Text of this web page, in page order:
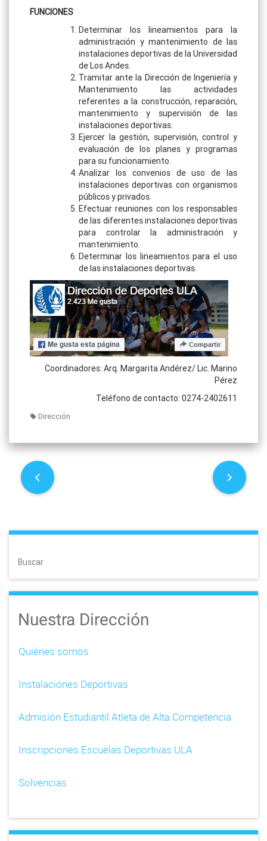
FUNCIONES
Determinar los lineamientos para la
administración y mantenimiento de las
instalaciones deportivas de la Universidad
de Los Andes.
Tramitar ante la Dirección de Ingeniería y
Mantenimiento las actividades
referentes a la construcción, reparación,
mantenimiento y supervisión de las
instalaciones deportivas.
Ejercer la gestión, supervisión, control y
evaluación de los planes y programas
para su funcionamiento.
Analizar los convenios de uso de las
instalaciones deportivas con organismos
públicos y privados.
Efectuar reuniones con los responsables
de las diferentes instalaciones deportivas
para controlar la administración y
mantenimiento.
Determinar los lineamientos para el uso
de las instalaciones deportivas.
Coordinadores: Arq. Margarita Andérez/ Lic. Marino
Pérez
Teléfono de contacto: 0274-2402611
Dirección
P
s
n
a
a
n
Buscar
Nuestra Dirección
Quiénes somos
Instalaciones Deportivas
Admisión Estudiantil Atleta de Alta Competencia
Inscripciones Escuelas Deportivas ULA
Solvencias